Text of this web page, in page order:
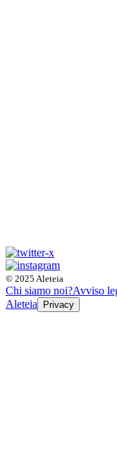
© 2025 Aleteia
Chi siamo noi?Avviso
Aleteia
Privacy